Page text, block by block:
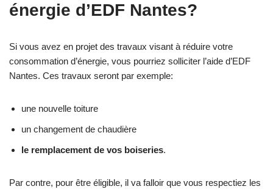
énergie d’EDF Nantes?
Si vous avez en projet des travaux visant à réduire votre
consommation d’énergie, vous pourriez solliciter l’aide d’EDF
Nantes. Ces travaux seront par exemple:
une nouvelle toiture
un changement de chaudière
le remplacement de vos boiseries.
Par contre, pour être éligible, il va falloir que vous respectiez les